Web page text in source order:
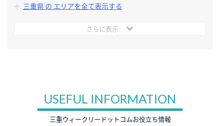
三重県 の エリアを全て表示する
さらに表示
USEFUL INFORMATION
三重ウィークリードットコムお役立ち情報